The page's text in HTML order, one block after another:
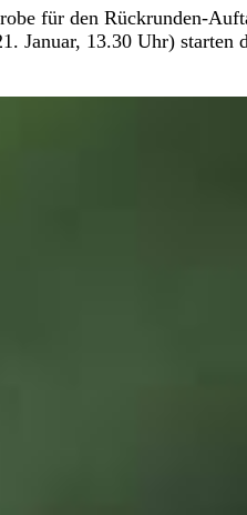
für den Rückrunden-
Januar, 13.30 Uhr) starten